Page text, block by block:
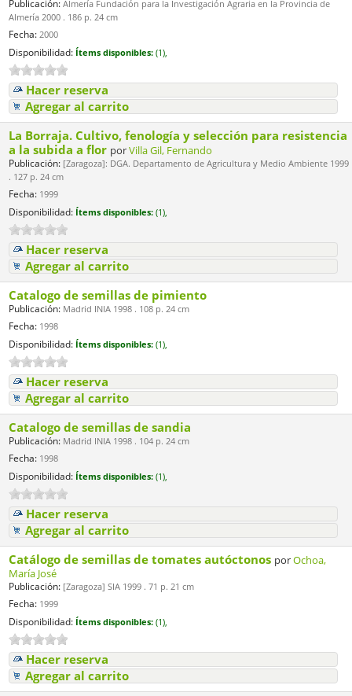
Publicación: Almería Fundación para la Investigación Agraria en la Provincia de
Almería 2000 . 186 p. 24 cm
Fecha: 2000
Disponibilidad: Ítems disponibles: (1),
Hacer reserva
Agregar al carrito
La Borraja. Cultivo, fenología y selección para resistencia
a la subida a flor porVilla Gil, Fernando
Publicación: [Zaragoza]: DGA. Departamento de Agricultura y Medio Ambiente 1999
. 127 p. 24 cm
Fecha: 1999
Disponibilidad: Ítems disponibles: (1),
Hacer reserva
Agregar al carrito
Catalogo de semillas de pimiento
Publicación: Madrid INIA 1998 . 108 p. 24 cm
Fecha: 1998
Disponibilidad: Ítems disponibles: (1),
Hacer reserva
Agregar al carrito
Catalogo de semillas de sandia
Publicación: Madrid INIA 1998 . 104 p. 24 cm
Fecha: 1998
Disponibilidad: Ítems disponibles: (1),
Hacer reserva
Agregar al carrito
Catálogo de semillas de tomates autóctonos porOchoa,
María José
Publicación: [Zaragoza] SIA 1999 . 71 p. 21 cm
Fecha: 1999
Disponibilidad: Ítems disponibles: (1),
Hacer reserva
Agregar al carrito